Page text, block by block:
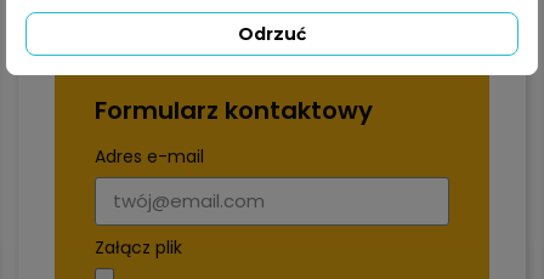
Formularz kontaktowy
Adres e-mail
Załącz plik
Odrzuć